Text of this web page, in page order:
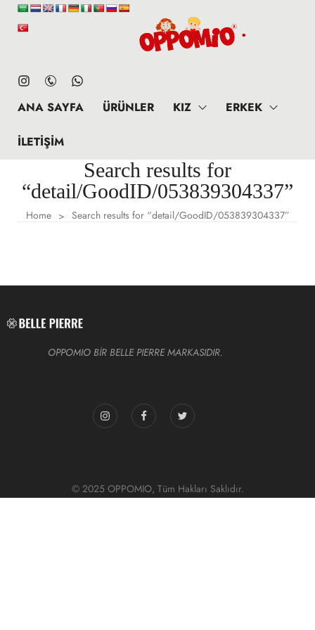
ANA SAYFA ÜRÜNLER KIZ ERKEK
İLETIŞIM
Search results for
“detail/GoodID/053839304337”
Home > Search results for “detail/GoodID/053839304337”
OPPOMIO BİR BELLE PIERRE MARKASIDIR.
© 2025 OPPOMIO, Tüm Hakları Saklıdır.